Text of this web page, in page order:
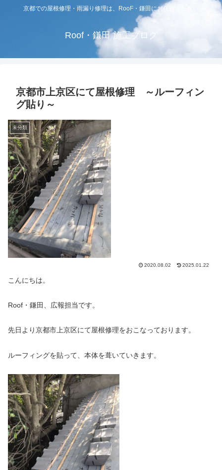
京都での屋根修理・雨漏り修理は、RooF・鎌田にお任せください
Roof・鎌田 施工ブログ
京都市上京区にて屋根修理 ～ルーフィン
グ貼り～
未分類
2020.08.02 2025.01.22
こんにちは。
Roof・鎌田、広報担当です。
先日より京都市上京区にて屋根修理をおこなっております。
ルーフィングを貼って、本体を葺いていきます。